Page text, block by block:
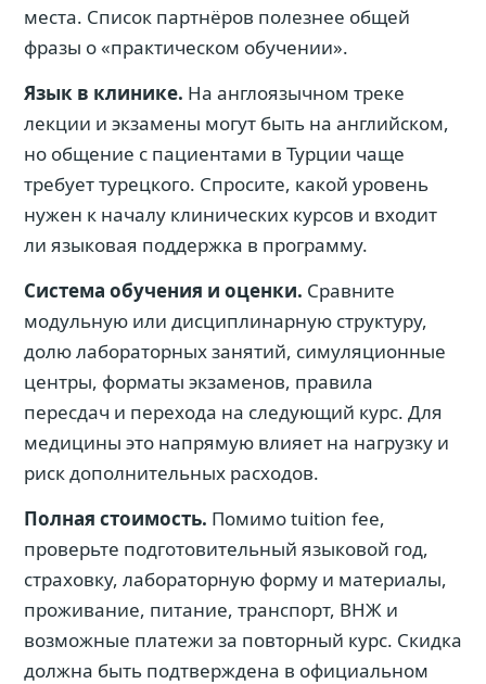
места. Список партнёров полезнее общей
фразы о «практическом обучении».
Язык в клинике. На англоязычном треке
лекции и экзамены могут быть на английском,
но общение с пациентами в Турции чаще
требует турецкого. Спросите, какой уровень
нужен к началу клинических курсов и входит
ли языковая поддержка в программу.
Система обучения и оценки. Сравните
модульную или дисциплинарную структуру,
долю лабораторных занятий, симуляционные
центры, форматы экзаменов, правила
пересдач и перехода на следующий курс. Для
медицины это напрямую влияет на нагрузку и
риск дополнительных расходов.
Полная стоимость. Помимо tuition fee,
проверьте подготовительный языковой год,
страховку, лабораторную форму и материалы,
проживание, питание, транспорт, ВНЖ и
возможные платежи за повторный курс. Скидка
должна быть подтверждена в официальном